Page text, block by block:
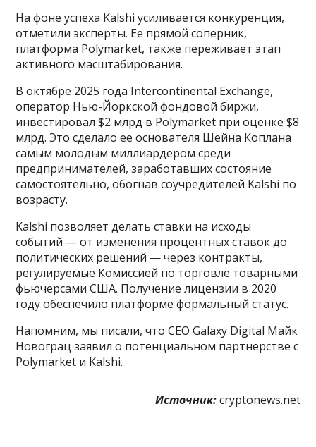
На фоне успеха Kalshi усиливается конкуренция,
отметили эксперты. Ее прямой соперник,
платформа Polymarket, также переживает этап
активного масштабирования.
В октябре 2025 года Intercontinental Exchange,
оператор Нью-Йоркской фондовой биржи,
инвестировал $2 млрд в Polymarket при оценке $8
млрд. Это сделало ее основателя Шейна Коплана
самым молодым миллиардером среди
предпринимателей, заработавших состояние
самостоятельно, обогнав соучредителей Kalshi по
возрасту.
Kalshi позволяет делать ставки на исходы
событий — от изменения процентных ставок до
политических решений — через контракты,
регулируемые Комиссией по торговле товарными
фьючерсами США. Получение лицензии в 2020
году обеспечило платформе формальный статус.
Напомним, мы писали, что CEO Galaxy Digital Майк
Новограц заявил о потенциальном партнерстве с
Polymarket и Kalshi.
Источник: cryptonews.net